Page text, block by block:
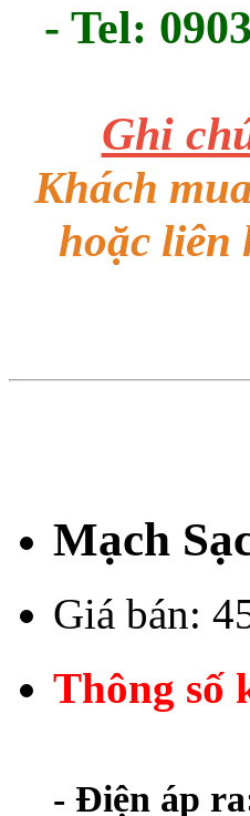
- Tel:
Ghi
Khách
hoặc liên
Mạch
Giá bán:
Thông số
- Điện áp